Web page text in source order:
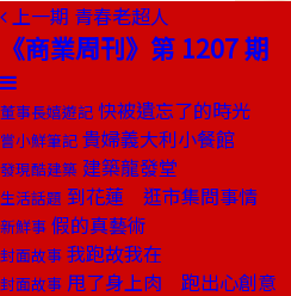
上一期 青春老超人
《商業周刊》第 1207 期
董事長嬉遊記 快被遺忘了的時光
嘗小鮮筆記 貴婦義大利小餐館
發現酷建築 建築龍發堂
生活話題 到花蓮 逛市集問事情
新鮮事 假的真藝術
封面故事 我跑故我在
封面故事 甩了身上肉 跑出心創意